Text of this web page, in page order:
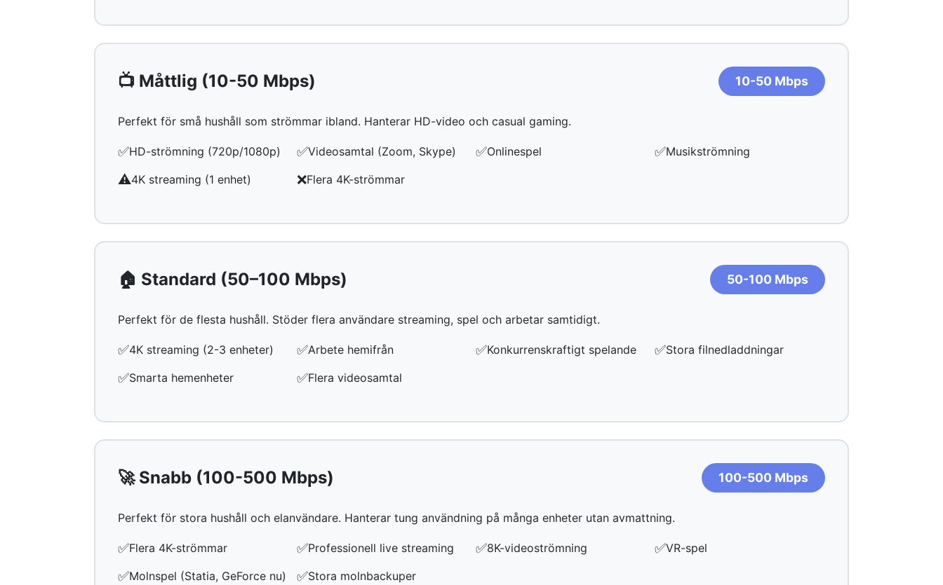
📺 Måttlig (10-50 Mbps) 10-50 Mbps
Perfekt för små hushåll som strömmar ibland. Hanterar HD-video och casual gaming.
✅HD-strömning (720p/1080p) ✅Videosamtal (Zoom, Skype) ✅Onlinespel ✅Musikströmning
⚠️4K streaming (1 enhet) ❌Flera 4K-strömmar
🏠 Standard (50–100 Mbps) 50-100 Mbps
Perfekt för de flesta hushåll. Stöder flera användare streaming, spel och arbetar samtidigt.
✅4K streaming (2-3 enheter) ✅Arbete hemifrån ✅Konkurrenskraftigt spelande ✅Stora filnedladdningar
✅Smarta hemenheter ✅Flera videosamtal
🚀 Snabb (100-500 Mbps) 100-500 Mbps
Perfekt för stora hushåll och elanvändare. Hanterar tung användning på många enheter utan avmattning.
✅Flera 4K-strömmar ✅Professionell live streaming ✅8K-videoströmning ✅VR-spel
✅Molnspel (Statia, GeForce nu) ✅Stora molnbackuper